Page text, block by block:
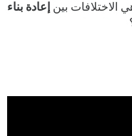
إعادة بناء